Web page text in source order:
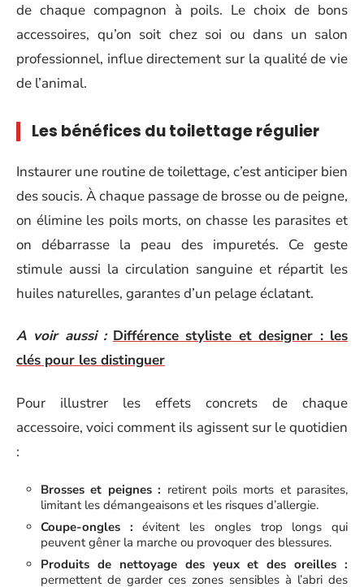
de chaque compagnon à poils. Le choix de bons
accessoires, qu’on soit chez soi ou dans un salon
professionnel, influe directement sur la qualité de vie
de l’animal.
Les bénéfices du toilettage régulier
Instaurer une routine de toilettage, c’est anticiper bien
des soucis. À chaque passage de brosse ou de peigne,
on élimine les poils morts, on chasse les parasites et
on débarrasse la peau des impuretés. Ce geste
stimule aussi la circulation sanguine et répartit les
huiles naturelles, garantes d’un pelage éclatant.
A voir aussi : Différence styliste et designer : les
clés pour les distinguer
Pour illustrer les effets concrets de chaque
accessoire, voici comment ils agissent sur le quotidien
:
Brosses et peignes : retirent poils morts et parasites,
limitant les démangeaisons et les risques d’allergie.
Coupe-ongles : évitent les ongles trop longs qui
peuvent gêner la marche ou provoquer des blessures.
Produits de nettoyage des yeux et des oreilles :
permettent de garder ces zones sensibles à l’abri des